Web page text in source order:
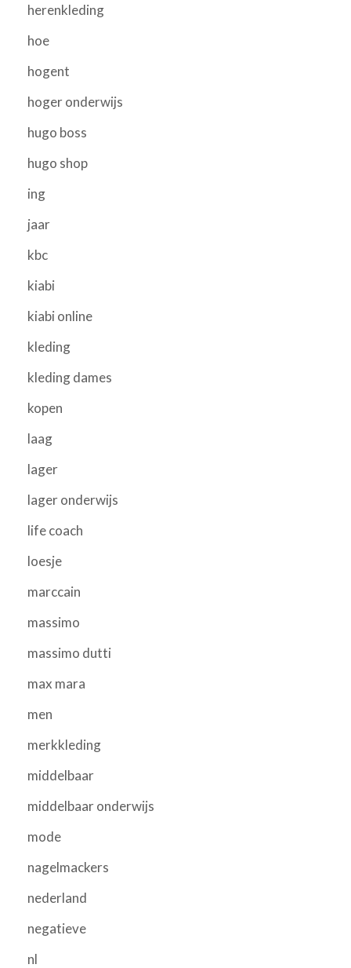
herenkleding
hoe
hogent
hoger onderwijs
hugo boss
hugo shop
ing
jaar
kbc
kiabi
kiabi online
kleding
kleding dames
kopen
laag
lager
lager onderwijs
life coach
loesje
marccain
massimo
massimo dutti
max mara
men
merkkleding
middelbaar
middelbaar onderwijs
mode
nagelmackers
nederland
negatieve
nl